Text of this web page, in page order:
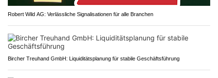
Robert Wild AG: Verlässliche Signalisationen für alle Branchen
Bircher Treuhand GmbH: Liquiditätsplanung für stabile Geschäftsführung